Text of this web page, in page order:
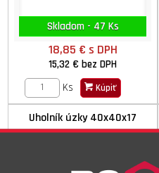
Skladom - 47 Ks
18,85 € s DPH
15,32 €bez DPH
Ks
Kúpiť
Uholník úzky 40x40x17